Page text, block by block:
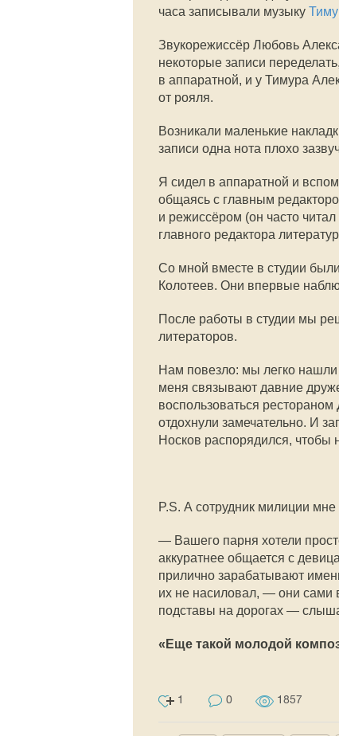
часа записывали музыку
Звукорежиссёр Любовь
некоторые записи
в аппаратной, и у Тимура
от рояля.
Возникали маленькие
записи одна нота плохо
Я сидел в аппаратной и
общаясь с главным
и режиссёром (он часто
главного редактора
Со мной вместе в студии
Колотеев. Они впервые
После работы в студии мы
литераторов.
Нам повезло: мы легко
меня связывают давние
воспользоваться
отдохнули замечательно. И
Носков распорядился, чтобы
P.S. А сотрудник милиции
— Вашего парня хотели
аккуратнее общается с
прилично зарабатывают
их не насиловал, — они сами
подставы на дорогах —
«Еще такой молодой
1 0 1857